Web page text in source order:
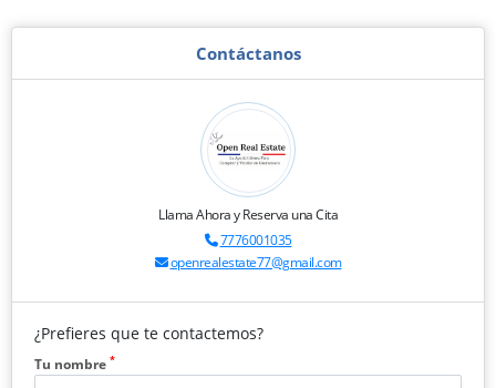
Contáctanos
Llama Ahora y Reserva una Cita
7776001035
openrealestate77@gmail.com
¿Prefieres que te contactemos?
Tu nombre *